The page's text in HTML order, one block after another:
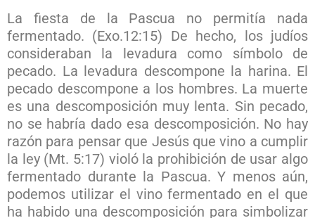
La fiesta de la Pascua no permitía nada
fermentado. (Exo.12:15) De hecho, los judíos
consideraban la levadura como símbolo de
pecado. La levadura descompone la harina. El
pecado descompone a los hombres. La muerte
es una descomposición muy lenta. Sin pecado,
no se habría dado esa descomposición. No hay
razón para pensar que Jesús que vino a cumplir
la ley (Mt. 5:17) violó la prohibición de usar algo
fermentado durante la Pascua. Y menos aún,
podemos utilizar el vino fermentado en el que
ha habido una descomposición para simbolizar